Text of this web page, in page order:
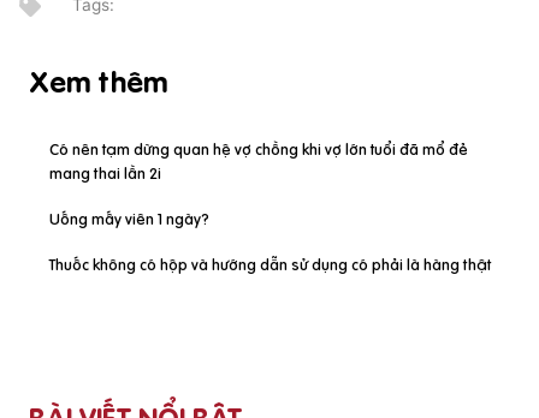
Xem thêm
Có nên tạm dừng quan hệ vợ chồng khi vợ lớn tuổi đã mổ đẻ
mang thai lần 2i
Uống mấy viên 1 ngày?
Thuốc không có hộp và hướng dẫn sử dụng có phải là hàng thật